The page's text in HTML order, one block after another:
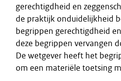
gerechtigdheid en
de praktijk onduidelijkheid
begrippen gerechtigdheid
deze begrippen vervangen
De wetgever heeft het
om een materiële toetsing